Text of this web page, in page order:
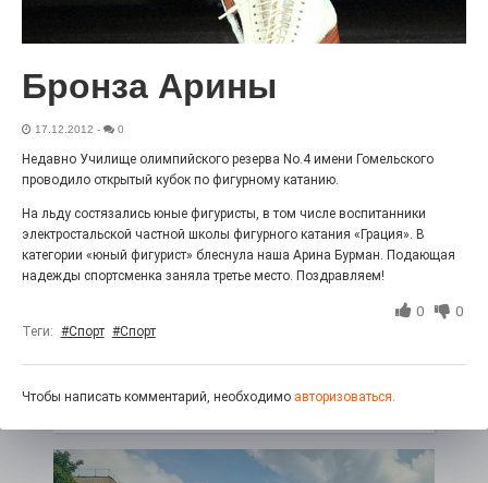
Радость в квадрате! На этой неделе электростальцев
100 футов под килем!
«С ними дядька Черномор»
Бронза Арины
17.12.2012 - 0
Недавно Училище олимпийского резерва No.4 имени Гомельского
проводило открытый кубок по фигурному катанию.
На льду состязались юные фигуристы, в том числе воспитанники
электростальской частной школы фигурного катания «Грация». В
категории «юный фигурист» блеснула наша Арина Бурман. Подающая
надежды спортсменка заняла третье место. Поздравляем!
0 0
Теги: #Спорт #Спорт
Чтобы написать комментарий, необходимо авторизоваться.